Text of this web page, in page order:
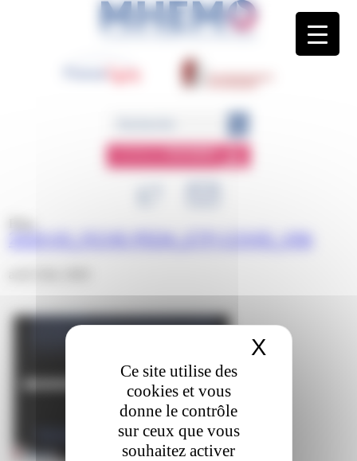
ESPACEMEMBRE
2020-03_FICHE-PEDA_ETP-COVID_V06
Panneau de gestion des cookies
Ce site utilise des
cookies et vous
donne le contrôle
sur ceux que vous
souhaitez activer
X